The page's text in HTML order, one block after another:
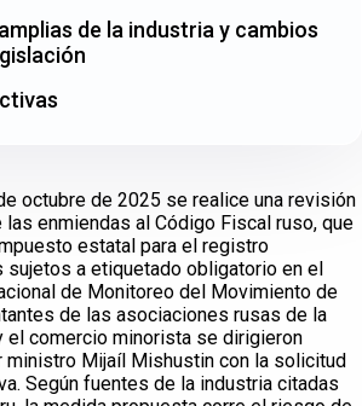
octubre de 2025 se realice una revisión
las enmiendas al Código Fiscal ruso, que
estatal para el registro
a etiquetado obligatorio en el
de Monitoreo del Movimiento de
de las asociaciones rusas de la
el comercio minorista se dirigieron
ministro Mijaíl Mishustin con la solicitud
Según fuentes de la industria citadas
de la industria y cambios